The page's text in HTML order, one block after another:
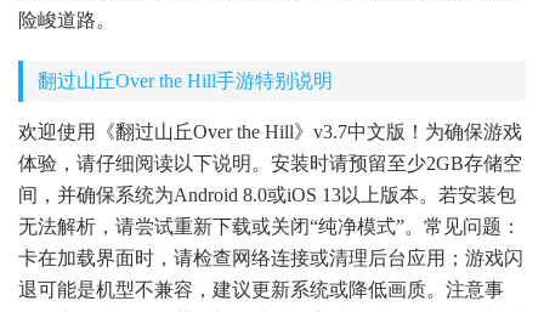
险峻道路。
翻过山丘Over the Hill手游特别说明
欢迎使用《翻过山丘Over the Hill》v3.7中文版！为确保游戏
体验，请仔细阅读以下说明。安装时请预留至少2GB存储空
间，并确保系统为Android 8.0或iOS 13以上版本。若安装包
无法解析，请尝试重新下载或关闭“纯净模式”。常见问题：
卡在加载界面时，请检查网络连接或清理后台应用；游戏闪
退可能是机型不兼容，建议更新系统或降低画质。注意事